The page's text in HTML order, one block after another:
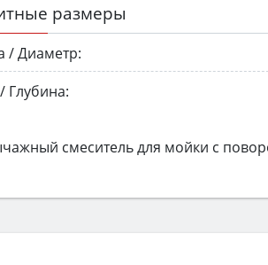
размеры
/ Диаметр:
Глубина:
смеситель для мойки с